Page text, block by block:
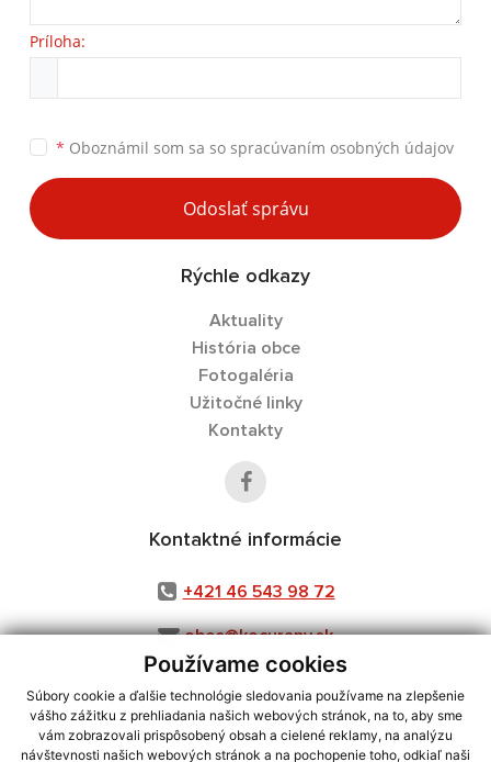
Používame cookies
Súbory cookie a ďalšie technológie sledovania používame na zlepšenie
vášho zážitku z prehliadania našich webových stránok, na to, aby sme
vám zobrazovali prispôsobený obsah a cielené reklamy, na analýzu
návštevnosti našich webových stránok a na pochopenie toho, odkiaľ naši
Príloha:
* Oboznámil som sa so spracúvaním osobných údajov
Odoslať správu
Rýchle odkazy
Aktuality
História obce
Fotogaléria
Užitočné linky
Kontakty
Kontaktné informácie
+421 46 543 98 72
obec@kocurany.sk
využite možnosť získavania aktuálnych informácií s využitím RSS
CMS systém (redakčný) systém ECHELON 2,Mapa stránok,web portál